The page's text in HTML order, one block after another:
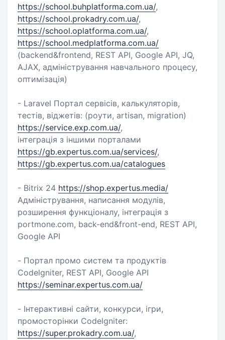
https://school.buhplatforma.com.ua/,
https://school.prokadry.com.ua/,
https://school.oplatforma.com.ua/,
https://school.medplatforma.com.ua/
(backend&frontend, REST API, Google API, JQ,
AJAX, адміністрування навчального процесу,
оптимізація)
- Laravel Портал сервісів, калькуляторів,
тестів, віджетів: (роути, artisan, migration)
https://service.exp.com.ua/,
інтеграція з іншими порталами
https://gb.expertus.com.ua/services/,
https://gb.expertus.com.ua/catalogues
- Bitrix 24 https://shop.expertus.media/
Адміністрування, написання модулів,
розширення функціоналу, інтеграція з
portmone.com, back-end&front-end, REST API,
Google API
- Портал промо систем та продуктів
Codelgniter, REST API, Google API
https://seminar.expertus.com.ua/
- Інтерактивні сайти, конкурси, ігри,
промосторінки Codelgniter:
https://super.prokadry.com.ua/,